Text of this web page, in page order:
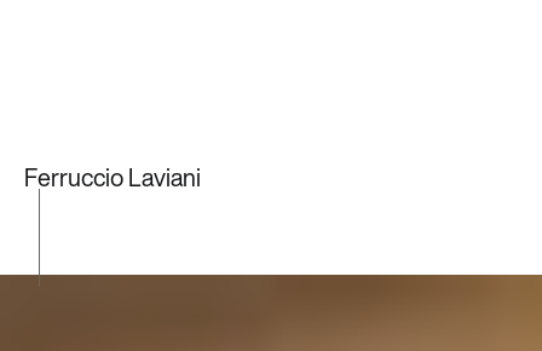
Ferruccio Laviani